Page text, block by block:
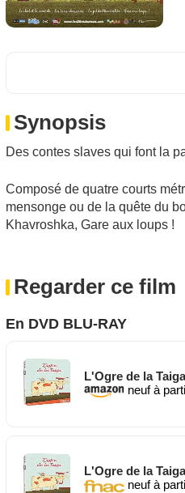
Synopsis
Des contes slaves qui font la
Composé de quatre courts
mensonge ou de la quête du
Khavroshka, Gare aux loups !
Regarder ce film
En DVD BLU-RAY
L'Ogre de la
neuf à
L'Ogre de la
neuf à